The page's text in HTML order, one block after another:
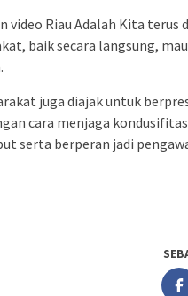
Riau Adalah Kita terus
baik secara langsung,
juga diajak untuk
cara menjaga
serta berperan jadi